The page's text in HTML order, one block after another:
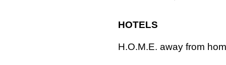
HOTELS
H.O.M.E. away from